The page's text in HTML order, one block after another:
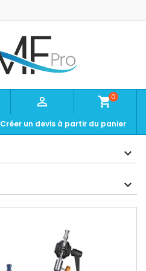
 shopping_cart0
Créer un devis à partir du panier